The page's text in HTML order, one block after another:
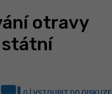
otravy
státní